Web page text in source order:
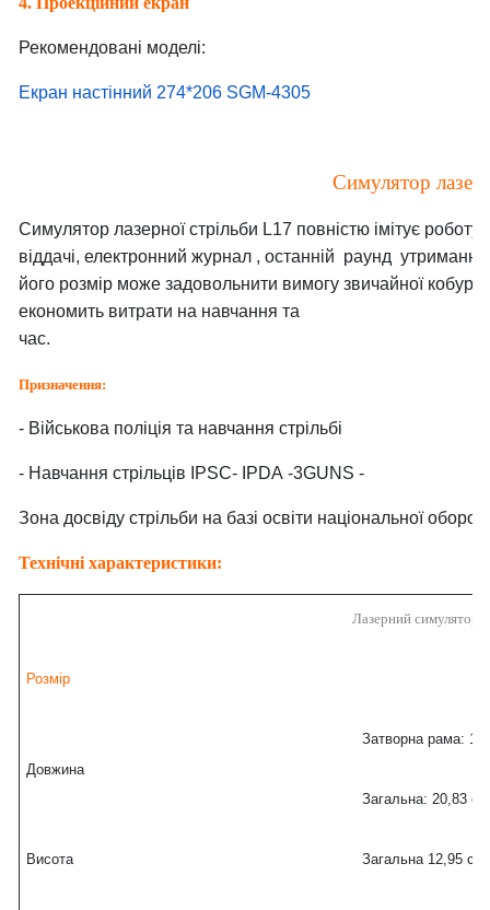
Рекомендовані моделі:
Екран настінний 274*206 SGM-4305
Симулятор
Симулятор лазерної стрільби L17 повністю імітує
віддачі, електронний журнал , останній раунд
його розмір може задовольнити вимогу звичайної
економить витрати на навчання та
час.
Призначення:
- Військова поліція та навчання стрільбі
- Навчання стрільців IPSC- IPDA -3GUNS -
Зона досвіду стрільби на базі освіти національної
Технічні характеристики:
Лазерний симулятор
Розмір
Довжина
Затворна рама:
Загальна: 20,83 см
Висота Загальна 12,95